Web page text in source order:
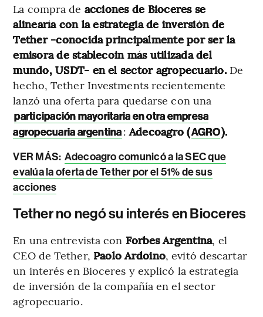
La compra de acciones de Bioceres se
alinearía con la estrategia de inversión de
Tether -conocida principalmente por ser la
emisora de stablecoin más utilizada del
mundo, USDT- en el sector agropecuario. De
hecho, Tether Investments recientemente
lanzó una oferta para quedarse con una
participación mayoritaria en otra empresa
agropecuaria argentina:Adecoagro (AGRO).
VER MÁS: Adecoagro comunicó a la SEC que
evalúa la oferta de Tether por el 51% de sus
acciones
Tether no negó su interés en Bioceres
En una entrevista con Forbes Argentina, el
CEO de Tether, Paolo Ardoino, evitó descartar
un interés en Bioceres y explicó la estrategia
de inversión de la compañía en el sector
agropecuario.